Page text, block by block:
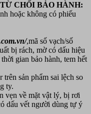
CHỐI BẢO HÀNH:
hoặc không có phiếu
,mã số vạch/số
bị rách, mờ có dấu hiệu
gian bảo hành, tem hết
trên sản phẩm sai lệch so
ty.
vẹn về mặt vật lý, bị rơi
dấu vết người dùng tự ý